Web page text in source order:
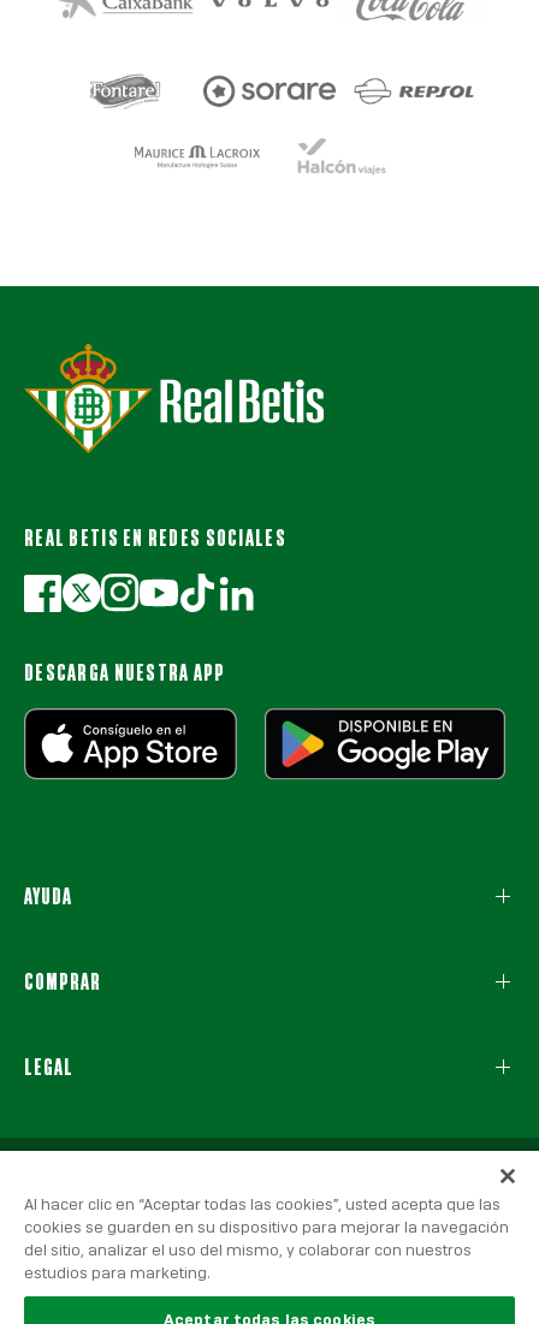
REAL BETIS EN REDES SOCIALES
DESCARGA NUESTRA APP
AYUDA
COMPRAR
LEGAL
© 2026 Real Betis Balompié, Todos los derechos reservados.
Al hacer clic en “Aceptar todas las cookies”, usted acepta que las
cookies se guarden en su dispositivo para mejorar la navegación
del sitio, analizar el uso del mismo, y colaborar con nuestros
estudios para marketing.
Aceptar todas las cookies